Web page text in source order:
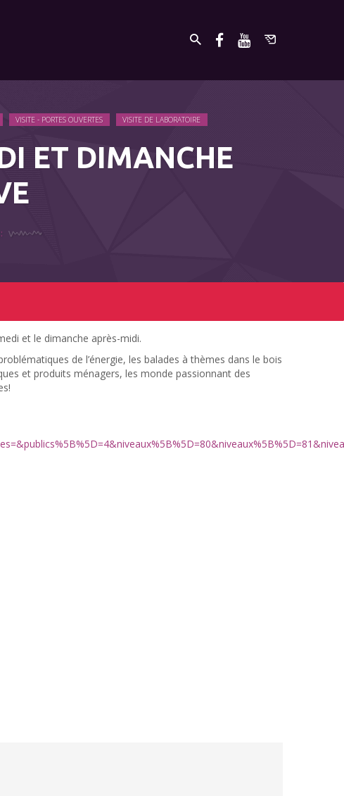
VISITE - PORTES OUVERTES VISITE DE LABORATOIRE
ET DIMANCHE
et le dimanche après-midi.
de l’énergie, les balades à thèmes dans le bois
et produits ménagers, les monde passionnant des